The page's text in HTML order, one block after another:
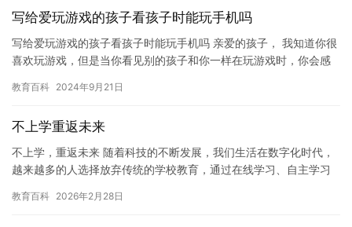
写给爱玩游戏的孩子看孩子时能玩手机吗
写给爱玩游戏的孩子看孩子时能玩手机吗 亲爱的孩子， 我知道你很
喜欢玩游戏，但是当你看见别的孩子和你一样在玩游戏时，你会感
伴…
教育百科 2024年9月21日
不上学重返未来
不上学，重返未来 随着科技的不断发展，我们生活在数字化时代，
越来越多的人选择放弃传统的学校教育，通过在线学习、自主学习
学习…
教育百科 2026年2月28日